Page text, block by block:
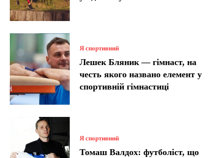
Я спортивний
Лешек Бляник — гімнаст, на
честь якого названо елемент у
спортивній гімнастиці
Я спортивний
Томаш Валдох: футболіст, що